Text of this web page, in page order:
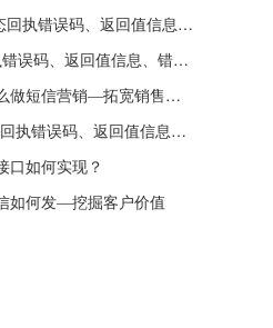
误码、返回值信息、错误原因
码、返回值信息、错误原因
短信营销—拓宽销售渠道
误码、返回值信息、错误原因
口如何实现？
如何发—挖掘客户价值